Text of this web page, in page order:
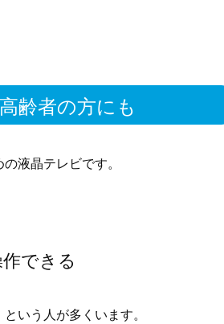
齢者の方にも
液晶テレビです。
できる
いう人が多くいます。